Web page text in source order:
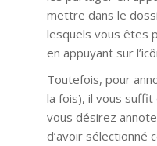
mettre dans le
lesquels vous êtes
en appuyant sur
Toutefois, pour
la fois), il vous suffit
vous désirez
d’avoir sélectionné